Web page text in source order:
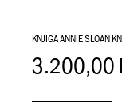
KNJIGA ANNIE SLOAN
3.200,00